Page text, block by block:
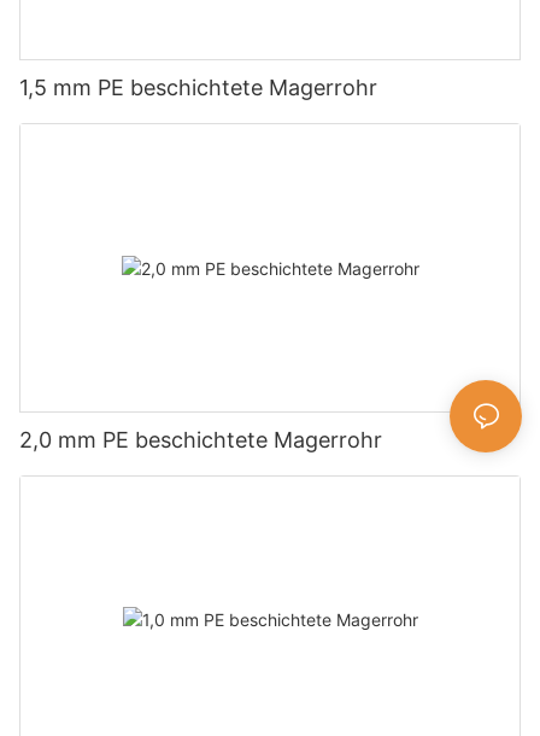
1,5 mm PE beschichtete Magerrohr
2,0 mm PE beschichtete Magerrohr